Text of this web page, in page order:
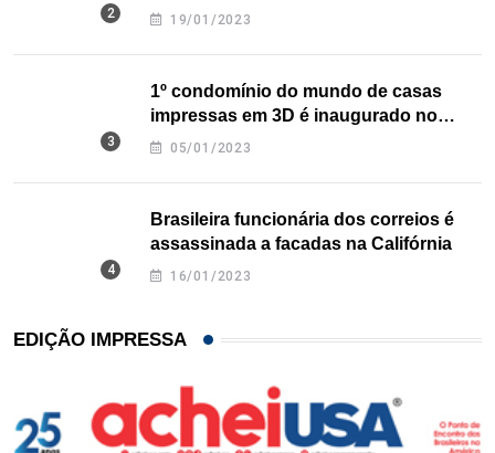
nos EUA
19/01/2023
1º condomínio do mundo de casas
impressas em 3D é inaugurado no
Texas
05/01/2023
Brasileira funcionária dos correios é
assassinada a facadas na Califórnia
16/01/2023
EDIÇÃO IMPRESSA